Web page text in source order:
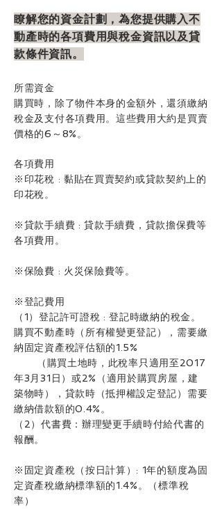
瞭解您的資金計劃，為您提供購入不
動產時的各項費用與稅金資訊以及貸
款條件資訊。
所需資金
購買時，除了物件本身的金額外，還須繳納
稅金及支付各項費用。這些費用大約是買賣
價格的6～8%。
各項費用
※印花稅 : 黏貼在買賣契約或貸款契約上的
印花稅。
※貸款手續費 :貸款手續費，貸款擔保費等
各項費用。
※保險費 : 火災保險費等。
※登記費用
（1）登記許可證稅 : 登記時繳納的稅金。
購買不動產時（所有權變更登記），需要繳
納固定資產稅評估額的1.5%
（購買土地時，此稅率只 適用至2017
年3月31日）或2%（適用於購買房屋，建
築物時），貸款時（抵押權設定登記）需要
繳納借款額的0.4%。
（2）代書費：辦理變更手續時付給代書的
報酬。
※固定資產稅（按日計算）: 1年的額度為固
定資產稅繳納標準額的1.4%。（標準稅
率）